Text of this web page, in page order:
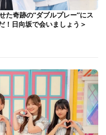
た奇跡の“ダブルプレー”にス
！日向坂で会いましょう＞